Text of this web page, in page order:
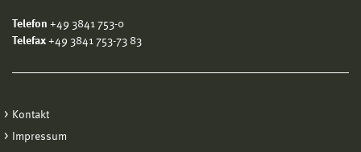
Telefon +49 3841 753-0
Telefax +49 3841 753-73 83
Kontakt
Impressum